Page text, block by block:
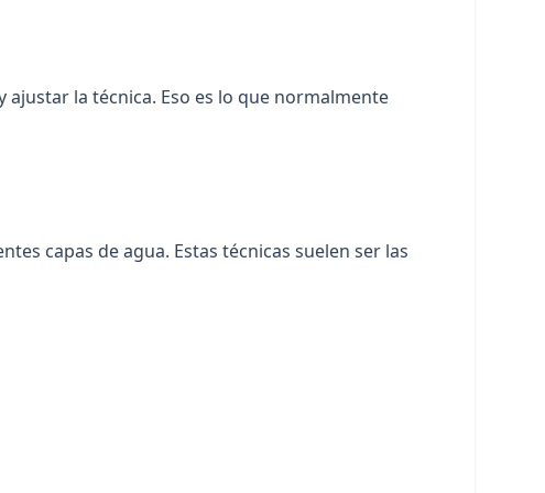
la técnica. Eso es lo que normalmente
capas de agua. Estas técnicas suelen ser las